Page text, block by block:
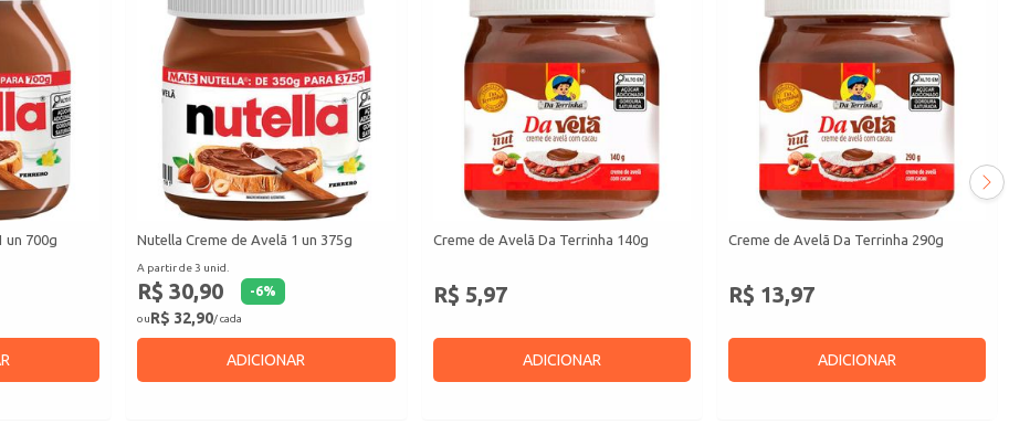
un 700g Nutella Creme de Avelã 1 un 375g
A partir de 3 unid.
R$ 30,90 -6%
ouR$ 32,90/ cada
ADICIONAR
Creme de Avelã Da Terrinha 140g
R$ 5,97
ADICIONAR
Creme de Avelã Da Terrinha 290g
R$ 13,97
ADICIONAR